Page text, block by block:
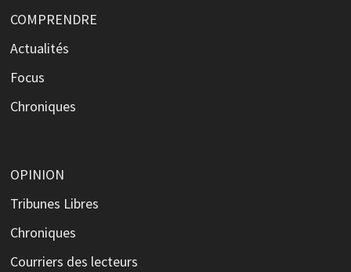
COMPRENDRE
Actualités
Focus
Chroniques
OPINION
Tribunes Libres
Chroniques
Courriers des lecteurs